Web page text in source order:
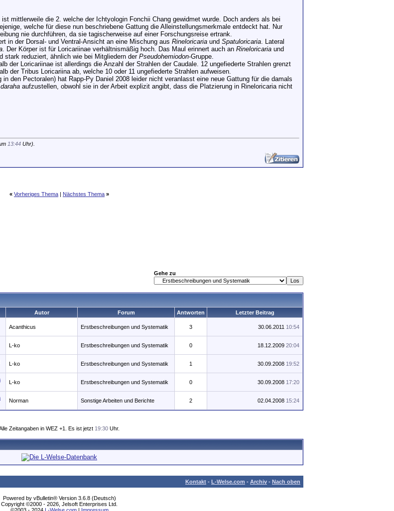
mittlerweile die 2. welche der Ichtyologin Fonchii Chang gewidmet wurde. Doch anders als bei
welche für diese nun beschriebene Gattung die Alleinstellungsmerkmale entdeckt hat. Nur
nie durchführen, da sie tagischerweise auf einer Forschungsreise ertrank.
in der Dorsal- und Ventral-Ansicht an eine Mischung aus Rineloricaria und Spatuloricaria. Lateral
. Der Körper ist für Loricariinae verhältnismäßig hoch. Das Maul erinnert auch an Rineloricaria und
stark reduziert, ähnlich wie bei Mitgliedern der Pseudohemiodon-Gruppe.
der Loricariinae ist allerdings die Anzahl der Strahlen der Caudale. 12 ungefiederte Strahlen grenzt
der Tribus Loricariina ab, welche 10 oder 11 ungefiederte Strahlen aufweisen.
in den Pectoralen) hat Rapp-Py Daniel 2008 leider nicht veranlasst eine neue Gattung für die damals
aufzustellen, obwohl sie in der Arbeit explizit angibt, dass die Platzierung in Rineloricaria nicht
13:44 Uhr).
« Vorheriges Thema | Nächstes Thema »
Gehe zu
Autor Forum Antworten
Letzter Beitrag
Acanthicus Erstbeschreibungen und Systematik 3 30.06.2011 10:54
L-ko Erstbeschreibungen und Systematik 0 18.12.2009 20:04
L-ko Erstbeschreibungen und Systematik 1 30.09.2008 19:52
L-ko Erstbeschreibungen und Systematik 0 30.09.2008 17:20
Norman Sonstige Arbeiten und Berichte 2 02.04.2008 15:24
Zeitangaben in WEZ +1. Es ist jetzt 19:30 Uhr.
Kontakt - L-Welse.com - Archiv - Nach oben
Powered by vBulletin® Version 3.6.8 (Deutsch)
Copyright ©2000 - 2026, Jelsoft Enterprises Ltd.